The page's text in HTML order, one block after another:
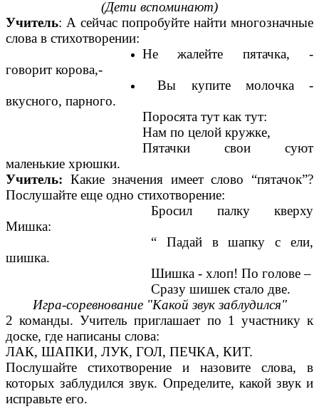
(Дети вспоминают)
Учитель: А сейчас попробуйте найти многозначные
слова в стихотворении:
Не жалейте пятачка, -
говорит корова,-
Вы купите молочка -
вкусного, парного.
Поросята тут как тут:
Нам по целой кружке,
Пятачки свои суют
маленькие хрюшки.
Учитель: Какие значения имеет слово “пятачок”?
Послушайте еще одно стихотворение:
Бросил палку кверху
Мишка:
“ Падай в шапку с ели,
шишка.
Шишка - хлоп! По голове –
Сразу шишек стало две.
Игра-соревнование "Какой звук заблудился"
2 команды. Учитель приглашает по 1 участнику к
доске, где написаны слова:
ЛАК, ШАПКИ, ЛУК, ГОЛ, ПЕЧКА, КИТ.
Послушайте стихотворение и назовите слова, в
которых заблудился звук. Определите, какой звук и
исправьте его.